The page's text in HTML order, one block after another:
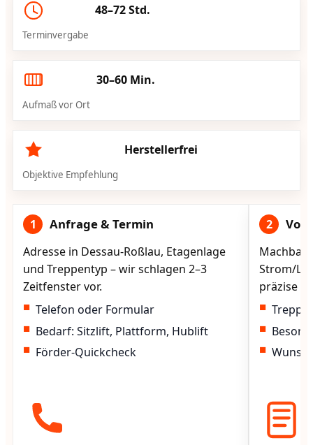
48–72 Std.
Terminvergabe
30–60 Min.
Aufmaß vor Ort
Herstellerfrei
Objektive Empfehlung
1 Anfrage & Termin
Adresse in Dessau-Roßlau, Etagenlage
und Treppentyp – wir schlagen 2–3
Zeitfenster vor.
Telefon oder Formular
Bedarf: Sitzlift, Plattform, Hublift
Förder-Quickcheck
2
Strom/
präzise